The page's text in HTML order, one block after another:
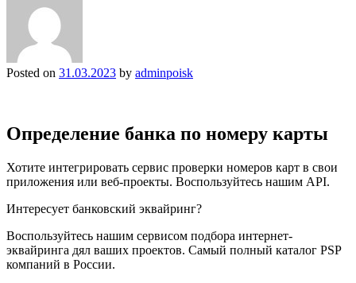
Posted on 31.03.2023 by adminpoisk
Определение банка по номеру карты
Хотите интегрировать сервис проверки номеров карт в свои
приложения или веб-проекты. Воспользуйтесь нашим API.
Интересует банковский эквайринг?
Воспользуйтесь нашим сервисом подбора интернет-
эквайринга дял ваших проектов. Самый полный каталог PSP
компаний в России.